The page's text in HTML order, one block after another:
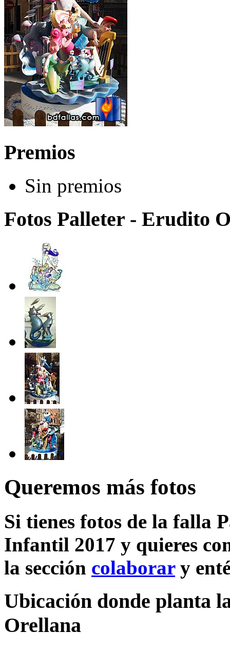
Premios
Sin premios
Fotos Palleter - Erudito
Queremos más fotos
Si tienes fotos de la falla
Infantil 2017 y quieres
la sección colaborary
Ubicación donde planta
Orellana